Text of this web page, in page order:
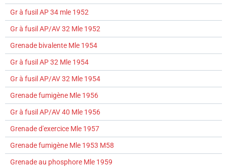
Gr à fusil AP 34 mle 1952
Gr à fusil AP/AV 32 Mle 1952
Grenade bivalente Mle 1954
Gr à fusil AP 32 Mle 1954
Gr à fusil AP/AV 32 Mle 1954
Grenade fumigène Mle 1956
Gr à fusil AP/AV 40 Mle 1956
Grenade d'exercice Mle 1957
Grenade fumigène Mle 1953 M58
Grenade au phosphore Mle 1959